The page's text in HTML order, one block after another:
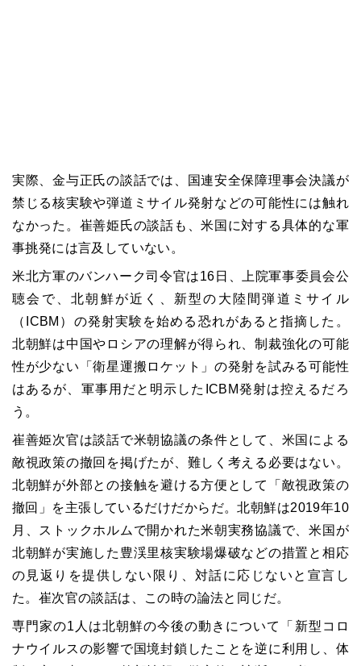
実際、金与正氏の談話では、国連安全保障理事会決議が
禁じる核実験や弾道ミサイル発射などの可能性には触れ
なかった。崔善姫氏の談話も、米国に対する具体的な軍
事挑発には言及していない。
米北方軍のバンハーク司令官は16日、上院軍事委員会公
聴会で、北朝鮮が近く、新型の大陸間弾道ミサイル
（ICBM）の発射実験を始める恐れがあると指摘した。
北朝鮮は中国やロシアの理解が得られ、制裁強化の可能
性が少ない「衛星運搬ロケット」の発射を試みる可能性
はあるが、軍事用だと明示したICBM発射は控えるだろ
う。
崔善姫次官は談話で米朝協議の条件として、米国による
敵視政策の撤回を掲げたが、難しく考える必要はない。
北朝鮮が外部との接触を避ける方便として「敵視政策の
撤回」を主張しているだけだからだ。北朝鮮は2019年10
月、ストックホルムで開かれた米朝実務協議で、米国が
北朝鮮が実施した豊渓里核実験場爆破などの措置と相応
の見返りを提供しない限り、対話に応じないと宣言し
た。崔次官の談話は、この時の論法と同じだ。
専門家の1人は北朝鮮の今後の動きについて「新型コロ
ナウイルスの影響で国境封鎖したことを逆に利用し、体